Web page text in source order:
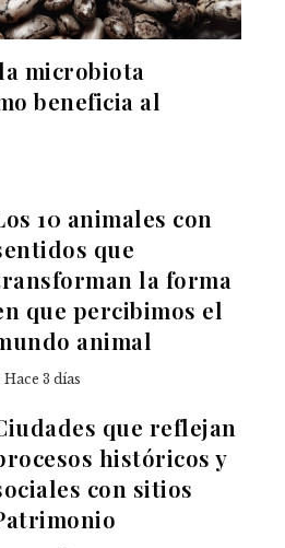
microbiota
beneficia al
10 animales con
que
la forma
que percibimos el
animal
Hace 3 días
que reflejan
históricos y
con sitios